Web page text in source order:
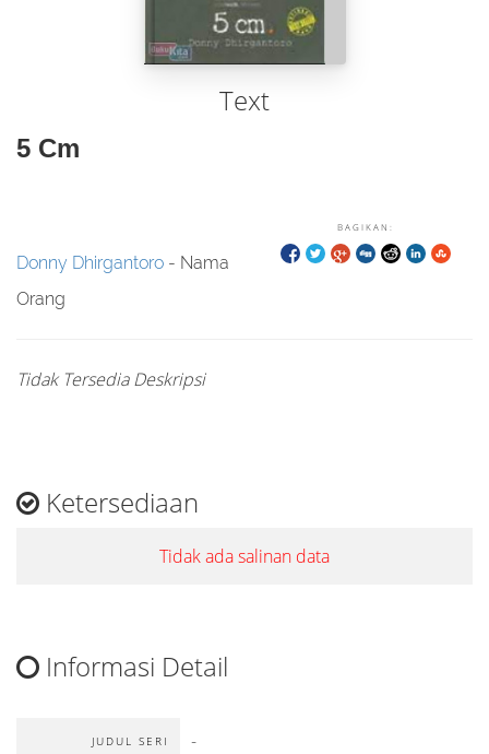
Text
5 Cm
BAGIKAN:
Donny Dhirgantoro - Nama
Orang
Tidak Tersedia Deskripsi
Ketersediaan
Tidak ada salinan data
Informasi Detail
JUDUL SERI -